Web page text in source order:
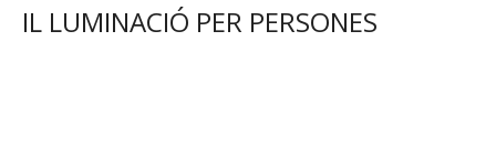
IL LUMINACIÓ PER PERSONES